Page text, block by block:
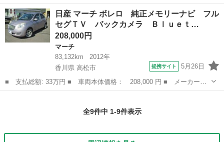
本 交換済み 車検２年付けて「コミコミ価格 278,000円」
徳島 小松島市 バッテリー
日産 マーチ ボレロ 純正メモリーナビ フル
セグＴＶ バックカメラ Ｂｌｕｅｔ…
208,000円
マーチ
83,132km
2012年
香川県 高松市
提携サイト 5月26日
■ 支払総額: 33万円 ■ 車両本体価格： 208,000 円 ■ メーカー
名： 日産 ■ 車種名： マーチ ■ グレード名： ボレロ 純正メ
全9件中 1-9件表示